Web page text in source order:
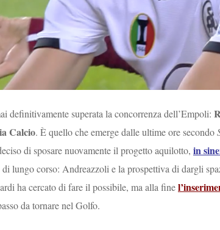
definitivamente superata la concorrenza dell’Empoli:
Calcio. È quello che emerge dalle ultime ore secondo
di sposare nuovamente il progetto aquilotto, in
lungo corso: Andreazzoli e la prospettiva di dargli
ha cercato di fare il possibile, ma alla fine
da tornare nel Golfo.